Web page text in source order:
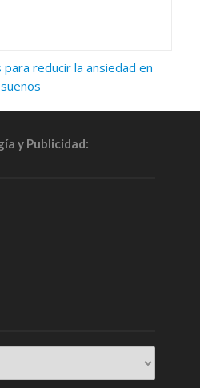
reducir la ansiedad en
sueños
y Publicidad: